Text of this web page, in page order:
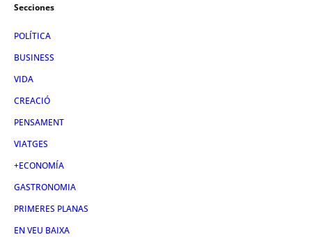
Secciones
POLÍTICA
BUSINESS
VIDA
CREACIÓ
PENSAMENT
VIATGES
+ECONOMÍA
GASTRONOMIA
PRIMERES PLANAS
EN VEU BAIXA